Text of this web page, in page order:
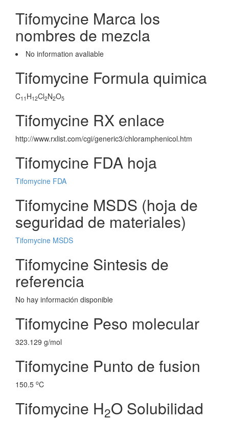
Tifomycine Marca los
nombres de mezcla
No information avaliable
Tifomycine Formula quimica
C11 H12Cl2N2O5
Tifomycine RX enlace
http://www.rxlist.com/cgi/generic3/chloramphenicol.htm
Tifomycine FDA hoja
Tifomycine FDA
Tifomycine MSDS (hoja de
seguridad de materiales)
Tifomycine MSDS
Tifomycine Sintesis de
referencia
No hay información disponible
Tifomycine Peso molecular
323.129 g/mol
Tifomycine Punto de fusion
150.5 oC
Tifomycine H2O Solubilidad